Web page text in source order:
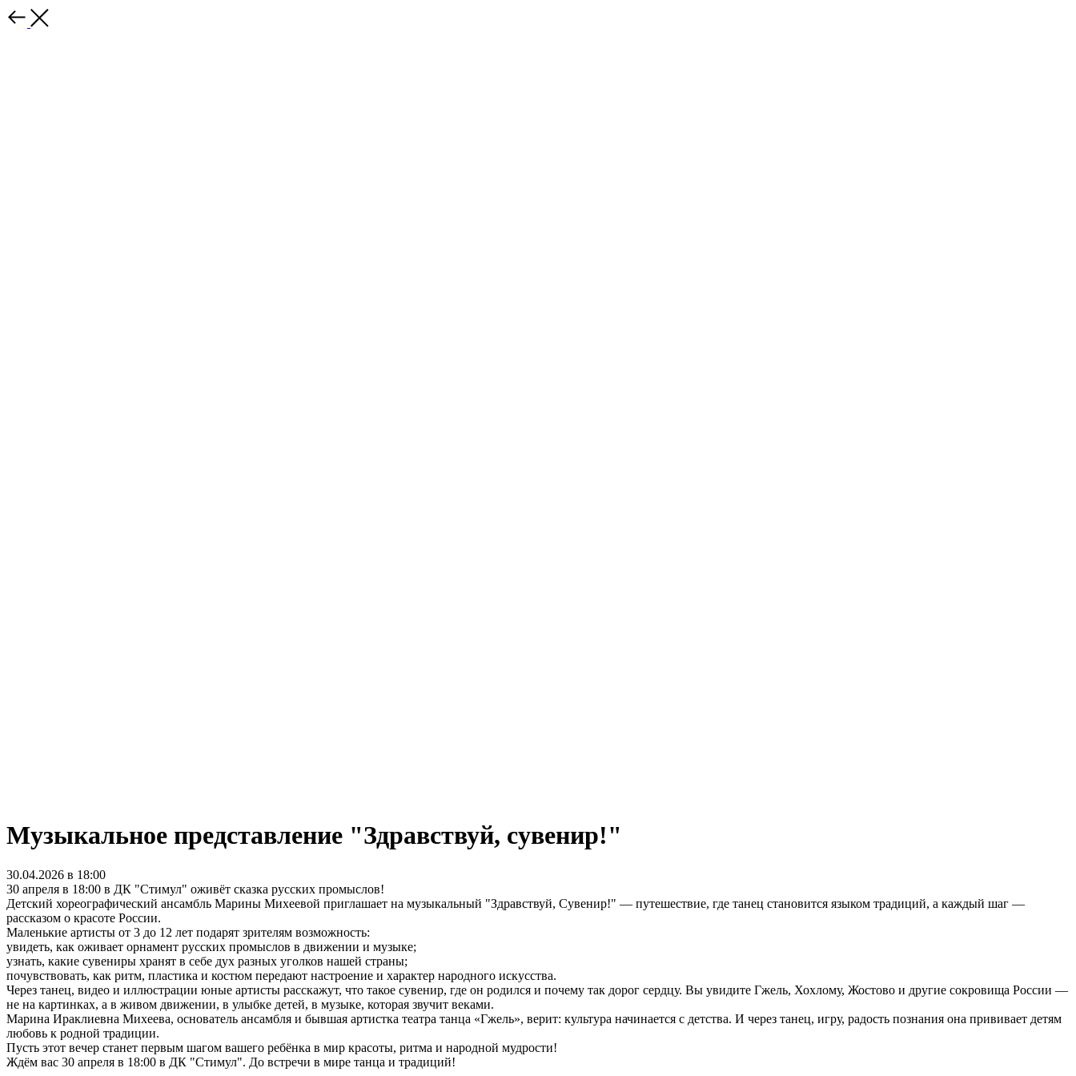
Музыкальное представление "Здравствуй, сувенир!"
30.04.2026 в 18:00
30 апреля в 18:00 в ДК "Стимул" оживёт сказка русских промыслов!
Детский хореографический ансамбль Марины Михеевой приглашает на музыкальный "Здравствуй, Сувенир!" — путешествие, где танец становится языком традиций, а каждый шаг —
рассказом о красоте России.
Маленькие артисты от 3 до 12 лет подарят зрителям возможность:
увидеть, как оживает орнамент русских промыслов в движении и музыке;
узнать, какие сувениры хранят в себе дух разных уголков нашей страны;
почувствовать, как ритм, пластика и костюм передают настроение и характер народного искусства.
Через танец, видео и иллюстрации юные артисты расскажут, что такое сувенир, где он родился и почему так дорог сердцу. Вы увидите Гжель, Хохлому, Жостово и другие сокровища России —
не на картинках, а в живом движении, в улыбке детей, в музыке, которая звучит веками.
Марина Ираклиевна Михеева, основатель ансамбля и бывшая артистка театра танца «Гжель», верит: культура начинается с детства. И через танец, игру, радость познания она прививает детям
любовь к родной традиции.
Пусть этот вечер станет первым шагом вашего ребёнка в мир красоты, ритма и народной мудрости!
Ждём вас 30 апреля в 18:00 в ДК "Стимул". До встречи в мире танца и традиций!